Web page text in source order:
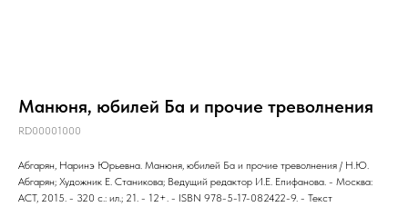
Манюня, юбилей Ба и прочие треволнения
RD00001000
Абгарян, Наринэ Юрьевна. Манюня, юбилей Ба и прочие треволнения / Н.Ю.
Абгарян; Художник Е. Станикова; Ведущий редактор И.Е. Епифанова. - Москва:
АСТ, 2015. - 320 с.: ил.; 21. - 12+. - ISBN 978-5-17-082422-9. - Текст